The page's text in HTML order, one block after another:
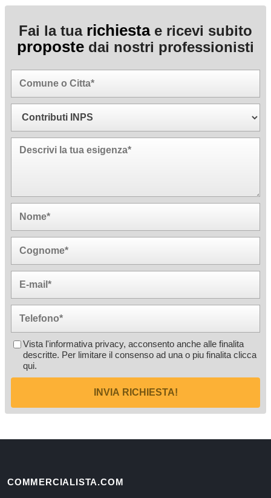
Fai la tua richiestae ricevi subito
proposte dai nostri professionisti
Vista l'informativa privacy, acconsento anche alle finalita
descritte. Per limitare il consenso ad una o piu finalita clicca
qui.
INVIA RICHIESTA!
COMMERCIALISTA.COM